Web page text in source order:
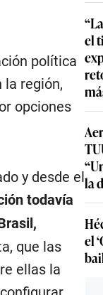
política
la región,
opciones
y desde el
todavía
que las
ellas la
el
la
el